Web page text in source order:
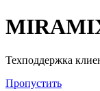
Техподдержка
Пропустить